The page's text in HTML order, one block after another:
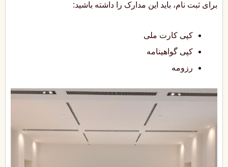
برای ثبت نام، باید این مدارک را داشته باشید:
کپی کارت ملی
کپی گواهینامه
رزومه